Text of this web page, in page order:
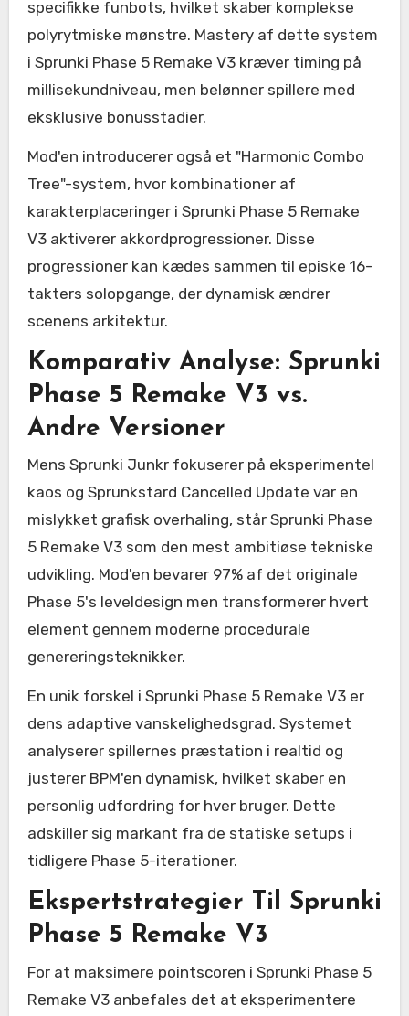
specifikke funbots, hvilket skaber komplekse
polyrytmiske mønstre. Mastery af dette system
i Sprunki Phase 5 Remake V3 kræver timing på
millisekundniveau, men belønner spillere med
eksklusive bonusstadier.
Mod'en introducerer også et "Harmonic Combo
Tree"-system, hvor kombinationer af
karakterplaceringer i Sprunki Phase 5 Remake
V3 aktiverer akkordprogressioner. Disse
progressioner kan kædes sammen til episke 16-
takters solopgange, der dynamisk ændrer
scenens arkitektur.
Komparativ Analyse: Sprunki
Phase 5 Remake V3 vs.
Andre Versioner
Mens Sprunki Junkr fokuserer på eksperimentel
kaos og Sprunkstard Cancelled Update var en
mislykket grafisk overhaling, står Sprunki Phase
5 Remake V3 som den mest ambitiøse tekniske
udvikling. Mod'en bevarer 97% af det originale
Phase 5's leveldesign men transformerer hvert
element gennem moderne procedurale
genereringsteknikker.
En unik forskel i Sprunki Phase 5 Remake V3 er
dens adaptive vanskelighedsgrad. Systemet
analyserer spillernes præstation i realtid og
justerer BPM'en dynamisk, hvilket skaber en
personlig udfordring for hver bruger. Dette
adskiller sig markant fra de statiske setups i
tidligere Phase 5-iterationer.
Ekspertstrategier Til Sprunki
Phase 5 Remake V3
For at maksimere pointscoren i Sprunki Phase 5
Remake V3 anbefales det at eksperimentere